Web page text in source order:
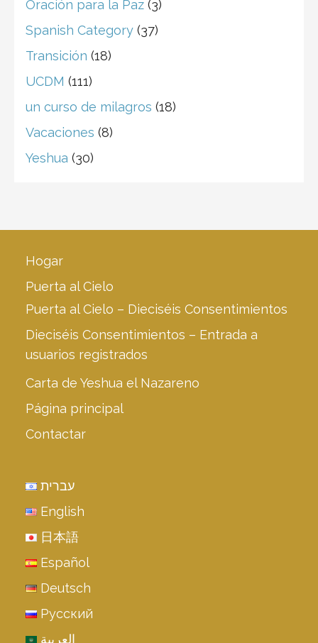
Oración para la Paz (3)
Spanish Category (37)
Transición (18)
UCDM (111)
un curso de milagros (18)
Vacaciones (8)
Yeshua (30)
Hogar
Puerta al Cielo
Puerta al Cielo – Dieciséis Consentimientos
Dieciséis Consentimientos – Entrada a
usuarios registrados
Carta de Yeshua el Nazareno
Página principal
Contactar
עברית
English
日本語
Español
Deutsch
Русский
العربية